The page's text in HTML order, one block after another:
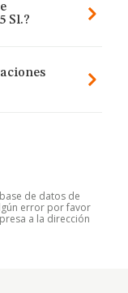
Sl.?
de datos de
error por favor
a la dirección